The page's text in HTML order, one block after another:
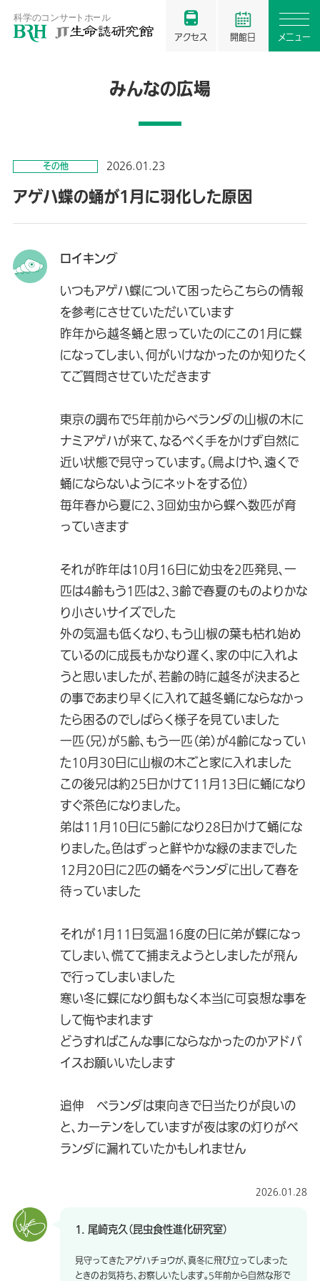
開館日 メニュー
アクセス
みんなの広場
その他 2026.01.23
アゲハ蝶の蛹が1月に羽化した原因
ロイキング
いつもアゲハ蝶について困ったらこちらの情報
を参考にさせていただいています
昨年から越冬蛹と思っていたのにこの1月に蝶
になってしまい、何がいけなかったのか知りたく
てご質問させていただきます
東京の調布で5年前からベランダの山椒の木に
ナミアゲハが来て、なるべく手をかけず自然に
近い状態で見守っています。（鳥よけや、遠くで
蛹にならないようにネットをする位）
毎年春から夏に2、3回幼虫から蝶へ数匹が育
っていきます
それが昨年は10月16日に幼虫を2匹発見、一
匹は4齢もう1匹は2、3齢で春夏のものよりかな
り小さいサイズでした
外の気温も低くなり、もう山椒の葉も枯れ始め
ているのに成長もかなり遅く、家の中に入れよ
うと思いましたが、若齢の時に越冬が決まると
の事であまり早くに入れて越冬蛹にならなかっ
たら困るのでしばらく様子を見ていました
一匹（兄）が5齢、もう一匹（弟）が4齢になってい
た10月30日に山椒の木ごと家に入れました
この後兄は約25日かけて11月13日に蛹になり
すぐ茶色になりました。
弟は11月10日に5齢になり28日かけて蛹にな
りました。色はずっと鮮やかな緑のままでした
12月20日に2匹の蛹をベランダに出して春を
待っていました
それが1月11日気温16度の日に弟が蝶になっ
てしまい、慌てて捕まえようとしましたが飛ん
で行ってしまいました
寒い冬に蝶になり餌もなく本当に可哀想な事を
して悔やまれます
どうすればこんな事にならなかったのかアドバ
イスお願いいたします
追伸 ベランダは東向きで日当たりが良いの
と、カーテンをしていますが夜は家の灯りがベ
ランダに漏れていたかもしれません
2026.01.28
1. 尾崎克久（昆虫食性進化研究室）
見守ってきたアゲハチョウが、真冬に飛び立ってしまった
ときのお気持ち、お察しいたします。5年前から自然な形で